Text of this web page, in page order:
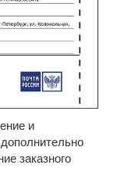
и
заказного